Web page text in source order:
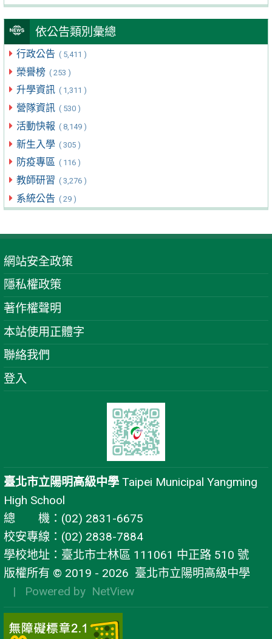
依公告類別彙總
行政公告 ( 5,411 )
榮譽榜 ( 253 )
升學資訊 ( 1,311 )
營隊資訊 ( 530 )
活動快報 ( 8,149 )
新生入學 ( 305 )
防疫專區 ( 116 )
教師研習 ( 3,276 )
系統公告 ( 29 )
網站安全政策
隱私權政策
著作權聲明
本站使用正體字
聯絡我們
登入
臺北市立陽明高級中學 Taipei Municipal Yangming
High School
總 機：(02) 2831-6675
校安專線：(02) 2838-7884
學校地址：臺北市士林區 111061 中正路 510 號
版權所有 © 2019 - 2026 臺北市立陽明高級中學
| Powered by NetView